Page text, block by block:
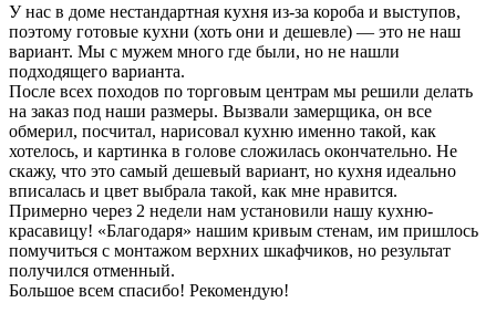
У нас в доме нестандартная кухня из-за короба и выступов,
поэтому готовые кухни (хоть они и дешевле) — это не наш
вариант. Мы с мужем много где были, но не нашли
подходящего варианта.
После всех походов по торговым центрам мы решили делать
на заказ под наши размеры. Вызвали замерщика, он все
обмерил, посчитал, нарисовал кухню именно такой, как
хотелось, и картинка в голове сложилась окончательно. Не
скажу, что это самый дешевый вариант, но кухня идеально
вписалась и цвет выбрала такой, как мне нравится.
Примерно через 2 недели нам установили нашу кухню-
красавицу! «Благодаря» нашим кривым стенам, им пришлось
помучиться с монтажом верхних шкафчиков, но результат
получился отменный.
Большое всем спасибо! Рекомендую!